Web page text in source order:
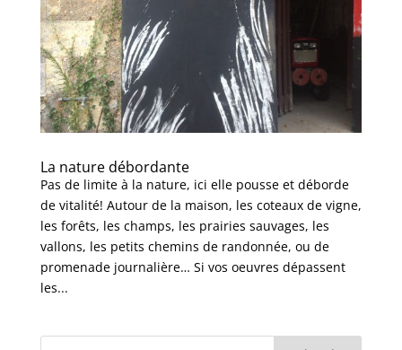
La nature débordante
Pas de limite à la nature, ici elle pousse et déborde
de vitalité! Autour de la maison, les coteaux de vigne,
les forêts, les champs, les prairies sauvages, les
vallons, les petits chemins de randonnée, ou de
promenade journalière… Si vos oeuvres dépassent
les...